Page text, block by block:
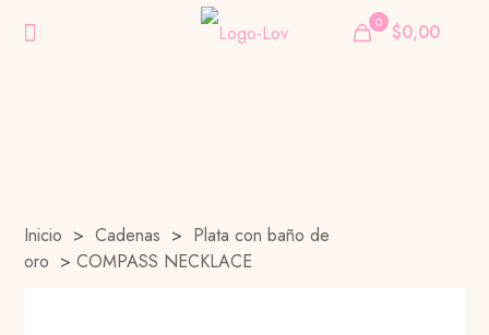
0 $0,00
Inicio > Cadenas > Plata con baño de
oro > COMPASS NECKLACE